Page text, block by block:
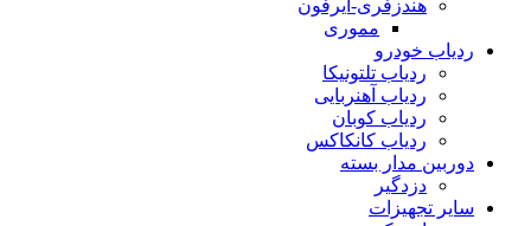
هندزفری-ایرفون
مموری
ردیاب خودرو
ردیاب تلتونیکا
ردیاب آهنربایی
ردیاب کوبان
ردیاب کانکاکس
دوربین مدار بسته
دزدگیر
سایر تجهیزات